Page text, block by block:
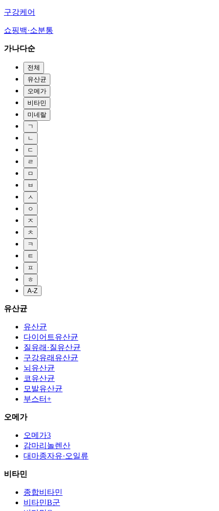
구강케어
쇼핑백·소분통
가나다순
전체
유산균
오메가
비타민
미네랄
ㄱ
ㄴ
ㄷ
ㄹ
ㅁ
ㅂ
ㅅ
ㅇ
ㅈ
ㅊ
ㅋ
ㅌ
ㅍ
ㅎ
A-Z
유산균
유산균
다이어트유산균
질유래·질유산균
구강유래유산균
뇌유산균
코유산균
모발유산균
부스터+
오메가
오메가3
감마리놀렌산
대마종자유·오일류
비타민
종합비타민
비타민B군